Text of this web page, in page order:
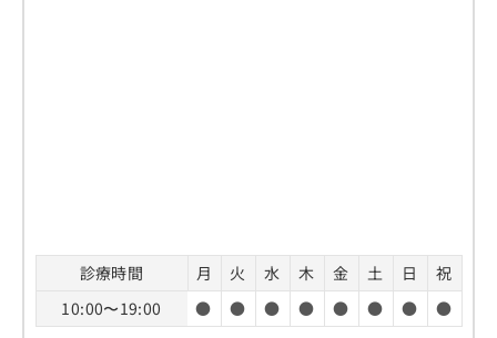
診療時間 月 火 水 木 金 土 日
祝
10:00〜19:00
● ● ● ● ● ● ●
●